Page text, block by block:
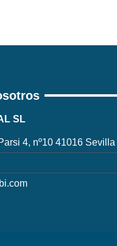
SL
4, nº10 41016 Sevilla